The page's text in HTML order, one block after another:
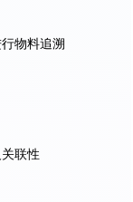
物料追溯
联性